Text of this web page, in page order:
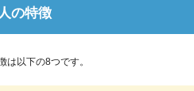
の特徴
は以下の8つです。